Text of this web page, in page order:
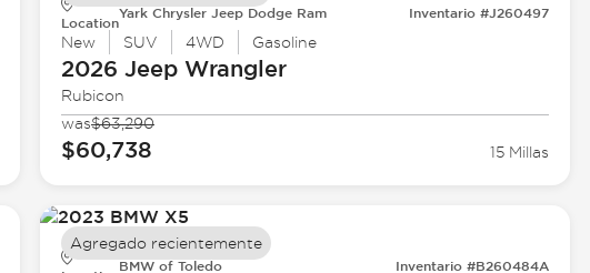
Location
Yark Chrysler Jeep Dodge Ram Inventario #J260497
New SUV 4WD Gasoline
2026 JeepWrangler
Rubicon
was$63,290
$60,738 15 Millas
BMW of Toledo Inventario #B260484A
Agregado recientemente